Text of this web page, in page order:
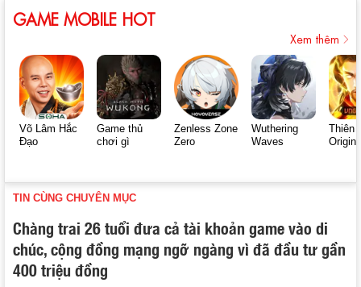
GAME MOBILE HOT
Xem thêm
Võ Lâm Hắc
Đạo
Game thủ
chơi gì
Zenless Zone
Zero
Wuthering
Waves
Thiên
Origin
TIN CÙNG CHUYÊN MỤC
Chàng trai 26 tuổi đưa cả tài khoản game vào di
chúc, cộng đồng mạng ngỡ ngàng vì đã đầu tư gần
400 triệu đồng